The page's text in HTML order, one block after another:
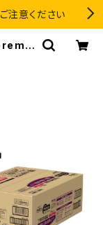
注意ください